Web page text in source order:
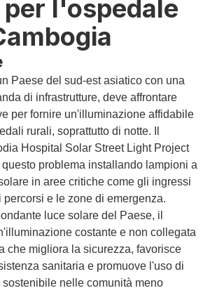
l'ospedale
Paese del sud-est asiatico con una
di infrastrutture, deve affrontare
per fornire un'illuminazione affidabile
rurali, soprattutto di notte. Il
Hospital Solar Street Light Project
problema installando lampioni a
in aree critiche come gli ingressi
e le zone di emergenza.
luce solare del Paese, il
costante e non collegata
che migliora la sicurezza, favorisce
sanitaria e promuove l'uso di
nelle comunità meno